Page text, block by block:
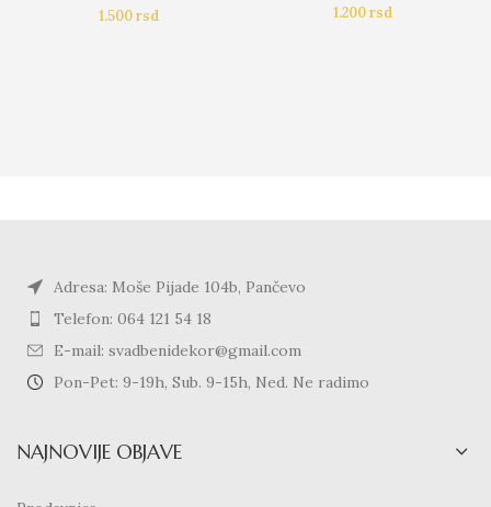
1.500rsd
1.200rsd
Adresa: Moše Pijade 104b, Pančevo
Telefon: 064 121 54 18
E-mail: svadbenidekor@gmail.com
Pon-Pet: 9-19h, Sub. 9-15h, Ned. Ne radimo
NAJNOVIJE OBJAVE